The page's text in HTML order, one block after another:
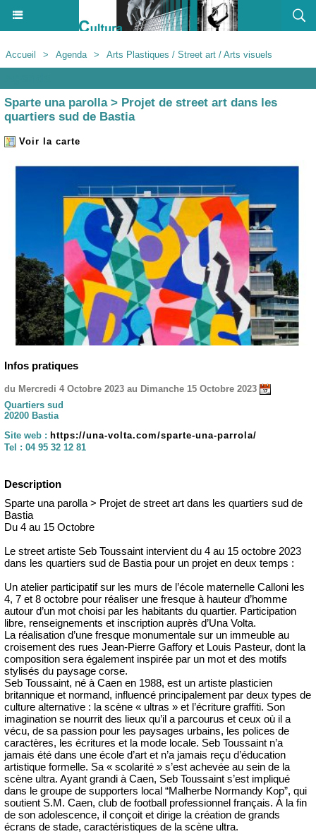
Accueil > Agenda > Arts Plastiques / Street art / Arts visuels
Sparte una parolla > Projet de street art dans les
quartiers sud de Bastia
Voir la carte
Infos pratiques
du Mercredi 4 Octobre 2023 au Dimanche 15 Octobre 2023
Quartiers sud
20200 Bastia
Site web : https://una-volta.com/sparte-una-parrola/
Tel : 04 95 32 12 81
Description
Sparte una parolla > Projet de street art dans les quartiers sud de
Bastia
Du 4 au 15 Octobre
Le street artiste Seb Toussaint intervient du 4 au 15 octobre 2023
dans les quartiers sud de Bastia pour un projet en deux temps :
Un atelier participatif sur les murs de l’école maternelle Calloni les
4, 7 et 8 octobre pour réaliser une fresque à hauteur d’homme
autour d’un mot choisi par les habitants du quartier. Participation
libre, renseignements et inscription auprès d’Una Volta.
La réalisation d’une fresque monumentale sur un immeuble au
croisement des rues Jean-Pierre Gaffory et Louis Pasteur, dont la
composition sera également inspirée par un mot et des motifs
stylisés du paysage corse.
Seb Toussaint, né à Caen en 1988, est un artiste plasticien
britannique et normand, influencé principalement par deux types de
culture alternative : la scène « ultras » et l’écriture graffiti. Son
imagination se nourrit des lieux qu’il a parcourus et ceux où il a
vécu, de sa passion pour les paysages urbains, les polices de
caractères, les écritures et la mode locale. Seb Toussaint n’a
jamais été dans une école d’art et n’a jamais reçu d’éducation
artistique formelle. Sa « scolarité » s’est achevée au sein de la
scène ultra. Ayant grandi à Caen, Seb Toussaint s’est impliqué
dans le groupe de supporters local “Malherbe Normandy Kop”, qui
soutient S.M. Caen, club de football professionnel français. À la fin
de son adolescence, il conçoit et dirige la création de grands
écrans de stade, caractéristiques de la scène ultra.